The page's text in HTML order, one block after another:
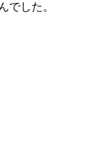
でした。